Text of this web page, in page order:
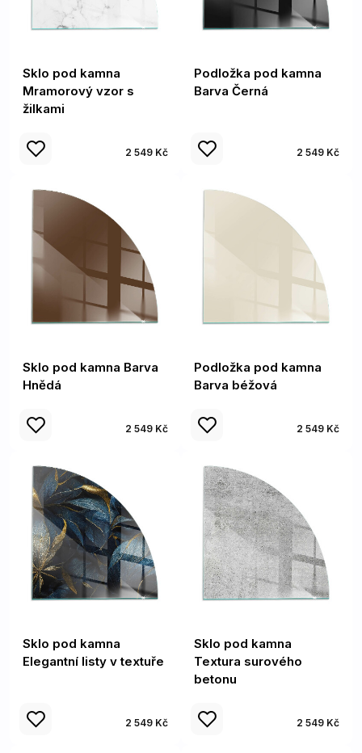
Sklo pod kamna
Mramorový vzor s
žilkami
2 549 Kč
Podložka pod kamna
Barva Černá
2 549 Kč
Sklo pod kamna Barva
Hnědá
2 549 Kč
Podložka pod kamna
Barva béžová
2 549 Kč
Sklo pod kamna
Elegantní listy v textuře
2 549 Kč
Sklo pod kamna
Textura surového
betonu
2 549 Kč